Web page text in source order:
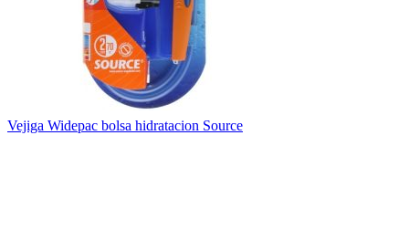
Vejiga Widepac bolsa hidratacion Source